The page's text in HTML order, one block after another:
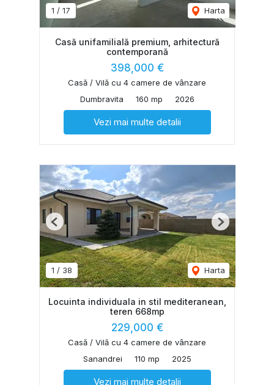
1 / 17 Harta
Casă unifamilială premium, arhitectură
contemporană
398,000 €
Casă / Vilă cu 4 camere de vânzare
Dumbravita
160 mp 2026
Vezi mai multe detalii
1 / 38 Harta
Previous Next
Locuinta individuala in stil mediteranean,
teren 668mp
229,000 €
Casă / Vilă cu 4 camere de vânzare
Sanandrei
110 mp 2025
Vezi mai multe detalii